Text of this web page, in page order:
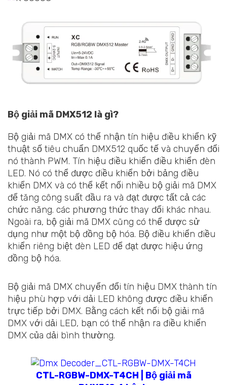
Bộ giải mã DMX512 là gì?
Bộ giải mã DMX có thể nhận tín hiệu điều khiển kỹ
thuật số tiêu chuẩn DMX512 quốc tế và chuyển đổi
nó thành PWM. Tín hiệu điều khiển điều khiển đèn
LED. Nó có thể được điều khiển bởi bảng điều
khiển DMX và có thể kết nối nhiều bộ giải mã DMX
để tăng công suất đầu ra và đạt được tất cả các
chức năng. các phương thức thay đổi khác nhau.
Ngoài ra, bộ giải mã DMX cũng có thể được sử
dụng như một bộ đồng bộ hóa. Bộ điều khiển điều
khiển riêng biệt đèn LED để đạt được hiệu ứng
đồng bộ hóa.
Bộ giải mã DMX chuyển đổi tín hiệu DMX thành tín
hiệu phù hợp với dải LED không được điều khiển
trực tiếp bởi DMX. Bằng cách kết nối bộ giải mã
DMX với dải LED, bạn có thể nhận ra điều khiển
DMX của dải bình thường.
CTL-RGBW-DMX-T4CH | Bộ giải mã